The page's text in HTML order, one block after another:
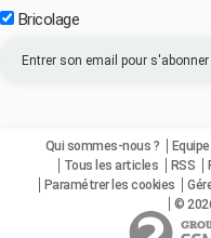
Bricolage
Qui sommes-nous ? Equipe
Tous les articles
RSS
Paramétrer les cookies
©